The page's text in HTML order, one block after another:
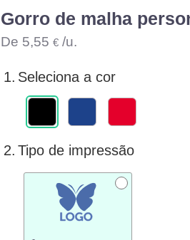
Gorro de malha
De 5,55 €/u.
1. Seleciona a cor
2. Tipo de impressão